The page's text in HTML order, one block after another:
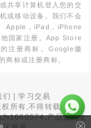
共享计算机登入您的交
或移动设备。我们不会
Apple，iPad，iPhone
国家注册。App Store
注册商标。Google徽
标或注册商标。
们 |学习交易
所有,不得转载
为1660574,产品面向全